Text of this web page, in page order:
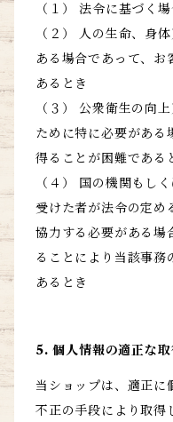
（１） 法令に基づく
（２） 人の生命、身
ある場合であって、お
あるとき
（３） 公衆衛生の向
ために特に必要がある
得ることが困難である
（４） 国の機関もし
受けた者が法令の定め
協力する必要がある場
ることにより当該事務
あるとき
5. 個人情報の適正な
当ショップは、適正に
不正の手段により取得